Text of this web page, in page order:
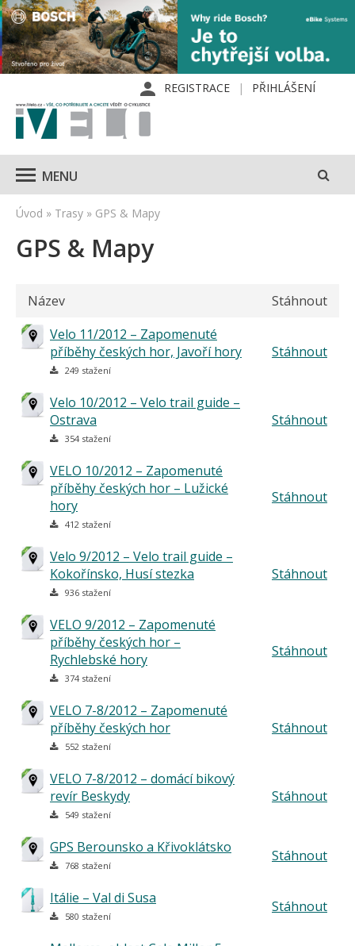
REGISTRACE PŘIHLÁŠENÍ
MENU
Úvod » Trasy » GPS & Mapy
GPS & Mapy
Název
Stáhnout
Velo 11/2012 – Zapomenuté
příběhy českých hor, Javoří hory
249 stažení
Stáhnout
Velo 10/2012 – Velo trail guide –
Ostrava
354 stažení
Stáhnout
VELO 10/2012 – Zapomenuté
příběhy českých hor – Lužické
hory
412 stažení
Stáhnout
Velo 9/2012 – Velo trail guide –
Kokořínsko, Husí stezka
936 stažení
Stáhnout
VELO 9/2012 – Zapomenuté
příběhy českých hor –
Rychlebské hory
374 stažení
Stáhnout
VELO 7-8/2012 – Zapomenuté
příběhy českých hor
552 stažení
Stáhnout
VELO 7-8/2012 – domácí bikový
revír Beskydy
549 stažení
Stáhnout
GPS Berounsko a Křivoklátsko
768 stažení
Stáhnout
Itálie – Val di Susa
580 stažení
Stáhnout